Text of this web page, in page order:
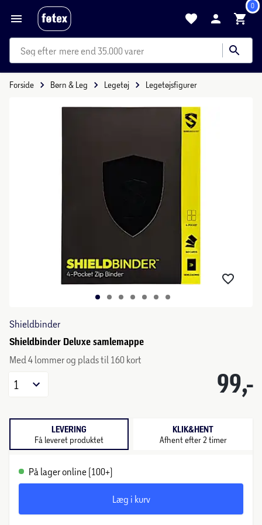
0
mere end 35.000 varer
Forside Børn & Leg Legetøj Legetøjsfigurer
Shieldbinder
Shieldbinder Deluxe samlemappe
Med 4 lommer og plads til 160 kort
99,-
1
LEVERING
Få leveret produktet
KLIK&HENT
Afhent efter 2 timer
På lager online (100+)
Læg i kurv